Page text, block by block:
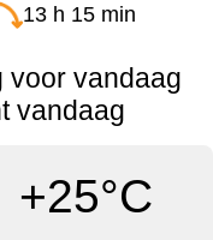
13 h 15 min
voor vandaag
vandaag
+25°C